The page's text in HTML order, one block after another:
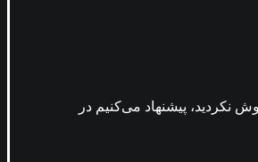
پیشنهاد می‌کنیم در